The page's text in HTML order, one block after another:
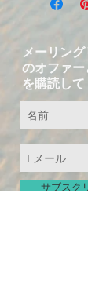
メーリン
のオファ
を購読し
サブスク